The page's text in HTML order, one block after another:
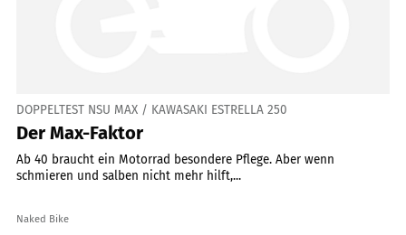
DOPPELTEST NSU MAX / KAWASAKI ESTRELLA 250
Der Max-Faktor
Ab 40 braucht ein Motorrad besondere Pflege. Aber wenn
schmieren und salben nicht mehr hilft,...
Naked Bike